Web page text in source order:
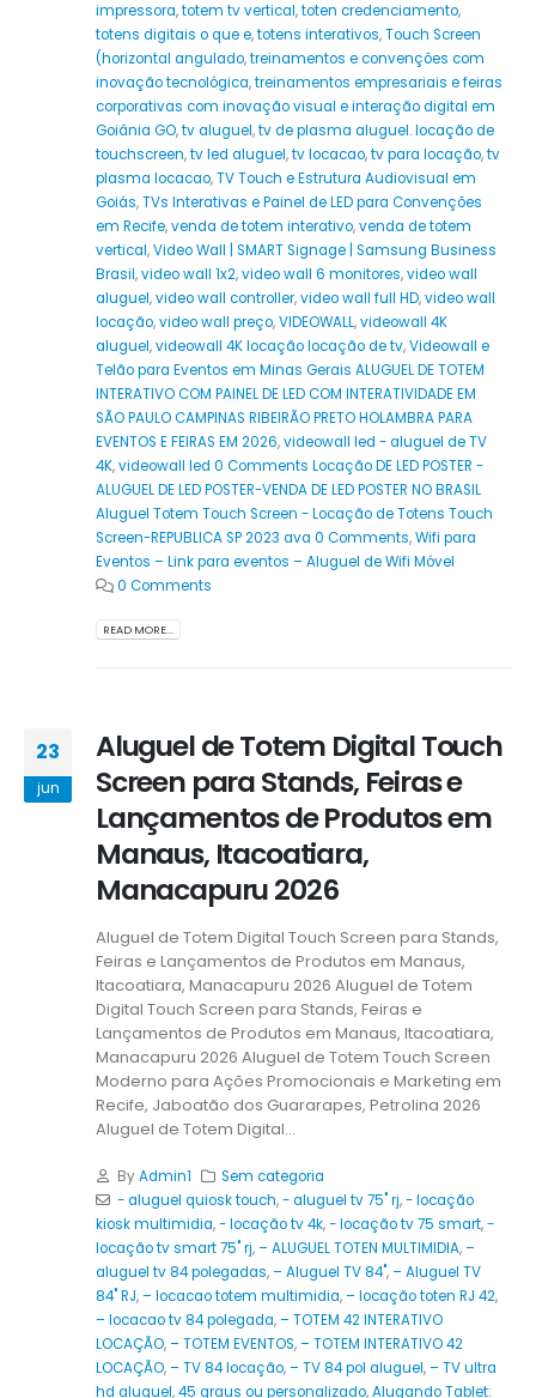
impressora,totem tv vertical,toten credenciamento,
totens digitais o que e,totens interativos,Touch Screen
(horizontal angulado,treinamentos e convenções com
inovação tecnológica,treinamentos empresariais e feiras
corporativas com inovação visual e interação digital em
Goiânia GO,tv aluguel,tv de plasma aluguel. locação de
touchscreen,tv led aluguel,tv locacao,tv para locação,tv
plasma locacao,TV Touch e Estrutura Audiovisual em
Goiás,TVs Interativas e Painel de LED para Convenções
em Recife,venda de totem interativo,venda de totem
vertical,Video Wall | SMART Signage | Samsung Business
Brasil,video wall 1x2,video wall 6 monitores,video wall
aluguel,video wall controller,video wall full HD,video wall
locação,video wall preço,VIDEOWALL,videowall 4K
aluguel,videowall 4K locação locação de tv,Videowall e
Telão para Eventos em Minas Gerais ALUGUEL DE TOTEM
INTERATIVO COM PAINEL DE LED COM INTERATIVIDADE EM
SÃO PAULO CAMPINAS RIBEIRÃO PRETO HOLAMBRA PARA
EVENTOS E FEIRAS EM 2026,videowall led - aluguel de TV
4K,videowall led 0 Comments Locação DE LED POSTER -
ALUGUEL DE LED POSTER-VENDA DE LED POSTER NO BRASIL
Aluguel Totem Touch Screen - Locação de Totens Touch
Screen-REPUBLICA SP 2023 ava 0 Comments,Wifi para
Eventos – Link para eventos – Aluguel de Wifi Móvel
0 Comments
READ MORE...
23
jun
Aluguel de Totem Digital Touch
Screen para Stands, Feiras e
Lançamentos de Produtos em
Manaus, Itacoatiara,
Manacapuru 2026
Aluguel de Totem Digital Touch Screen para Stands,
Feiras e Lançamentos de Produtos em Manaus,
Itacoatiara, Manacapuru 2026 Aluguel de Totem
Digital Touch Screen para Stands, Feiras e
Lançamentos de Produtos em Manaus, Itacoatiara,
Manacapuru 2026 Aluguel de Totem Touch Screen
Moderno para Ações Promocionais e Marketing em
Recife, Jaboatão dos Guararapes, Petrolina 2026
Aluguel de Totem Digital...
ByAdmin1
Sem categoria
- aluguel quiosk touch,- aluguel tv 75" rj,- locação
kiosk multimidia,- locação tv 4k,- locação tv 75 smart,-
locação tv smart 75" rj,– ALUGUEL TOTEN MULTIMIDIA,–
aluguel tv 84 polegadas,– Aluguel TV 84",– Aluguel TV
84" RJ,– locacao totem multimidia,– locação toten RJ 42,
– locacao tv 84 polegada,– TOTEM 42 INTERATIVO
LOCAÇÃO,– TOTEM EVENTOS,– TOTEM INTERATIVO 42
LOCAÇÃO,– TV 84 locação,– TV 84 pol aluguel,– TV ultra
hd aluguel,45 graus ou personalizado,Alugando Tablet: